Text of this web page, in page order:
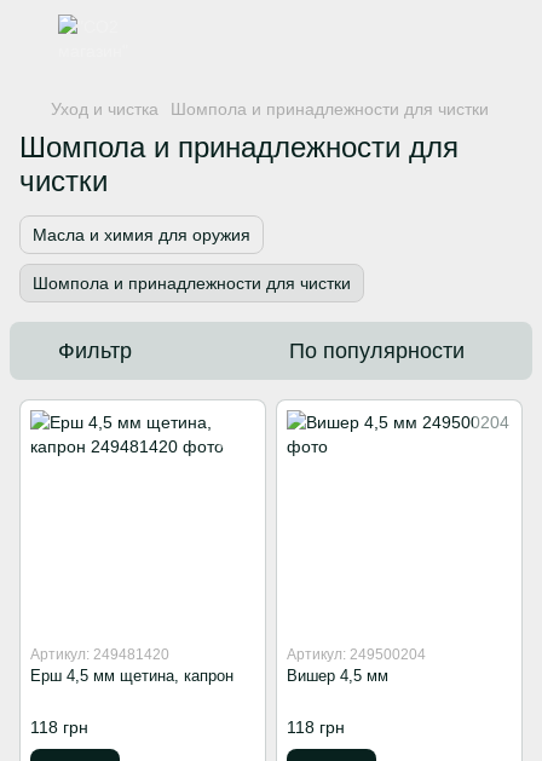
Уход и чистка Шомпола и принадлежности для чистки
Шомпола и принадлежности для
чистки
Масла и химия для оружия
Шомпола и принадлежности для чистки
Фильтр По популярности
Артикул: 249481420
Ерш 4,5 мм щетина, капрон
118 грн
Артикул: 249500204
Вишер 4,5 мм
118 грн